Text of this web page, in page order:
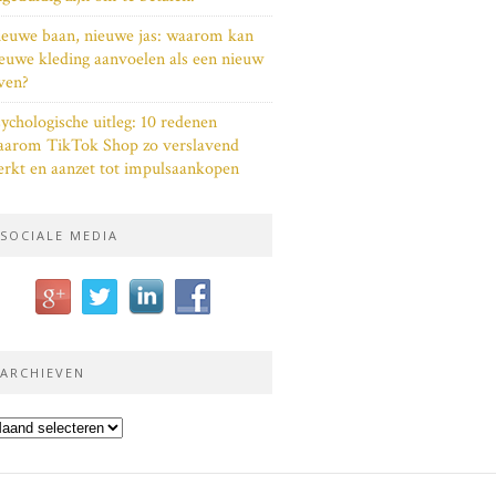
baan, nieuwe jas: waarom kan
kleding aanvoelen als een nieuw
uitleg: 10 redenen
TikTok Shop zo verslavend
en aanzet tot impulsaankopen
SOCIALE MEDIA
ARCHIEVEN